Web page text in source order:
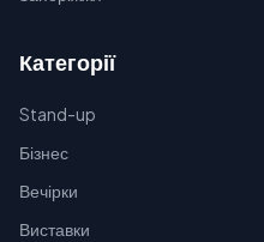
Категорії
Stand-up
Бізнес
Вечірки
Виставки